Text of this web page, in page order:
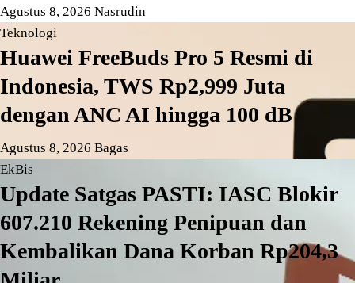
Agustus 8, 2026 Nasrudin
Teknologi
Huawei FreeBuds Pro 5 Resmi di
Indonesia, TWS Rp2,999 Juta
dengan ANC AI hingga 100 dB
Agustus 8, 2026 Bagas
EkBis
Update Satgas PASTI: IASC Blokir
607.210 Rekening Penipuan dan
Kembalikan Dana Korban Rp204,3